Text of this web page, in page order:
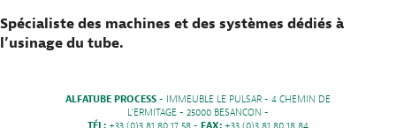
Spécialiste des machines et des systèmes dédiés à
l’usinage du tube.
ALFATUBE PROCESS - IMMEUBLE LE PULSAR - 4 CHEMIN DE
L'ERMITAGE - 25000 BESANCON -
TÉL: +33 (0)3 81 80 17 58 - FAX: +33 (0)3 81 80 18 84